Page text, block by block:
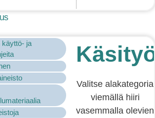
käyttö- ja
Valitse alakategoria
viemällä hiiri
vasemmalla olevien